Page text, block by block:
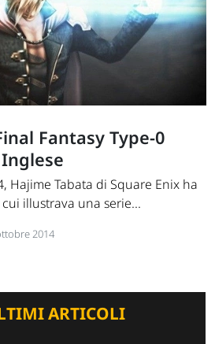
Fantasy Type-0
Hajime Tabata di Square Enix ha
illustrava una serie...
2014
ARTICOLI